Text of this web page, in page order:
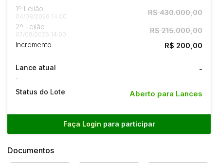
1º Leilão
04/08/2026 14:00 R$ 430.000,00
2º Leilão
07/08/2026 14:00 R$ 215.000,00
Incremento R$ 200,00
Lance atual
-
-
Status do Lote Aberto para Lances
Faça Login para participar
Documentos